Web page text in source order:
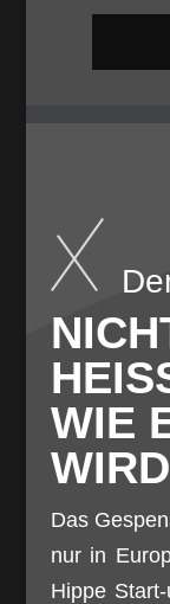
IE
IRD
Das
nur in
Hippe